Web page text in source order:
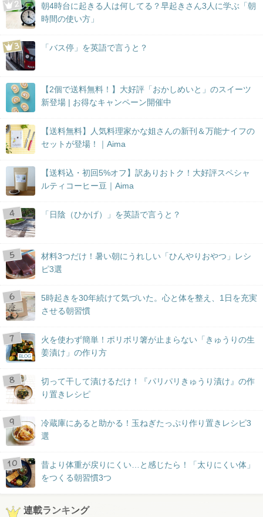
朝4時台に起きる人は何してる？早起きさん3人に学ぶ「朝
時間の使い方」
「バス停」を英語で言うと？
【2個で送料無料！】大好評「おかしめいと」のスイーツ
新登場 | お得なキャンペーン開催中
【送料無料】人気料理家かな姐さんの新刊＆万能ナイフの
セットが登場！｜Aima
【送料込・初回5%オフ】訳ありおトク！大好評スペシャ
ルティコーヒー豆｜Aima
「日陰（ひかげ）」を英語で言うと？
材料3つだけ！暑い朝にうれしい「ひんやりおやつ」レシ
ピ3選
5時起きを30年続けて気づいた。心と体を整え、1日を充実
させる朝習慣
BLOG
火を使わず簡単！ポリポリ箸が止まらない「きゅうりの生
姜漬け」の作り方
切って干して漬けるだけ！『パリパリきゅうり漬け』の作
り置きレシピ
冷蔵庫にあると助かる！玉ねぎたっぷり作り置きレシピ3
選
昔より体重が戻りにくい…と感じたら！「太りにくい体」
をつくる朝習慣3つ
連載ランキング